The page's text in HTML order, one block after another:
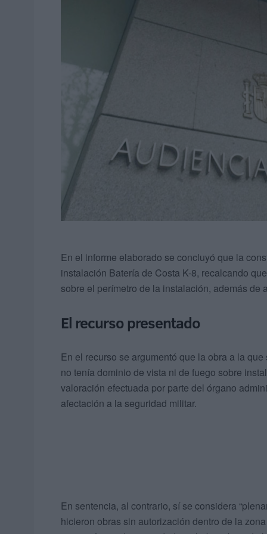
En el informe elaborado se concluyó que la
instalación Batería de Costa K-8, recalcando
sobre el perímetro de la instalación, además
El recurso presentado
En el recurso se argumentó que la obra a la
no tenía dominio de vista ni de fuego sobre
valoración efectuada por parte del órgano
afectación a la seguridad militar.
En sentencia, al contrario, sí se considera
hicieron obras sin autorización dentro de la